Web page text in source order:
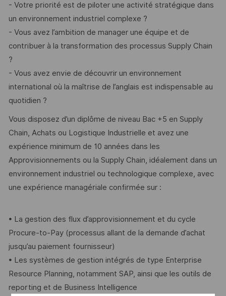
- Votre priorité est de piloter une activité stratégique dans
un environnement industriel complexe ?
- Vous avez l’ambition de manager une équipe et de
contribuer à la transformation des processus Supply Chain
?
- Vous avez envie de découvrir un environnement
international où la maîtrise de l’anglais est indispensable au
quotidien ?
Vous disposez d’un diplôme de niveau Bac +5 en Supply
Chain, Achats ou Logistique Industrielle et avez une
expérience minimum de 10 années dans les
Approvisionnements ou la Supply Chain, idéalement dans un
environnement industriel ou technologique complexe, avec
une expérience managériale confirmée sur :
• La gestion des flux d’approvisionnement et du cycle
Procure-to-Pay (processus allant de la demande d’achat
jusqu’au paiement fournisseur)
• Les systèmes de gestion intégrés de type Enterprise
Resource Planning, notamment SAP, ainsi que les outils de
reporting et de Business Intelligence